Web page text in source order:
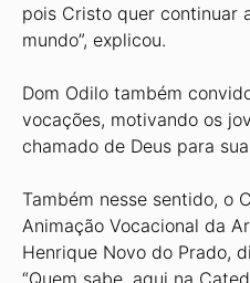
pois Cristo quer continuar
mundo”, explicou.
Dom Odilo também
vocações, motivando os
chamado de Deus para
Também nesse sentido, o
Animação Vocacional da
Henrique Novo do Prado,
“Quem sabe, aqui na